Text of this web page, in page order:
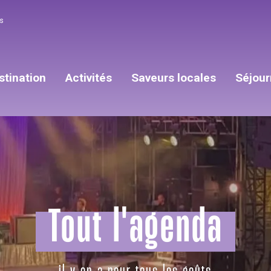
Activités Saveurs locales
Tout l'agenda